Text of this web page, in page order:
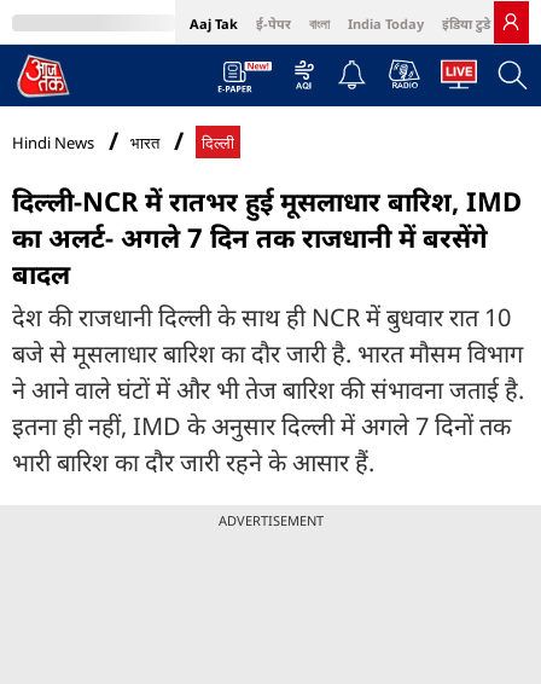
Aaj Tak ई-पेपर বাংলা India Today इंडिया टुडे हिंदी
MumbaiTak Cosmopolitan Harper's Bazaar Northeast
Hindi News भारत दिल्ली
दिल्ली-NCR में रातभर हुई मूसलाधार बारिश, IMD
का अलर्ट- अगले 7 दिन तक राजधानी में बरसेंगे
बादल
देश की राजधानी दिल्ली के साथ ही NCR में बुधवार रात 10
बजे से मूसलाधार बारिश का दौर जारी है. भारत मौसम विभाग
ने आने वाले घंटों में और भी तेज बारिश की संभावना जताई है.
इतना ही नहीं, IMD के अनुसार दिल्ली में अगले 7 दिनों तक
भारी बारिश का दौर जारी रहने के आसार हैं.
ADVERTISEMENT